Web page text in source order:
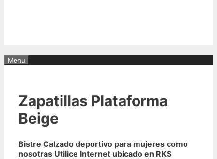
Menu
Zapatillas Plataforma
Beige
Bistre Calzado deportivo para mujeres como
nosotras Utilice Internet ubicado en RKS